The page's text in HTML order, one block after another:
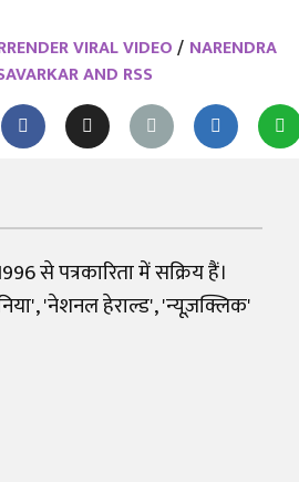
VIRAL VIDEO
NARENDRA
AND RSS
से पत्रकारिता में सक्रिय हैं।
'नेशनल हेराल्ड', 'न्यूज़क्लिक'